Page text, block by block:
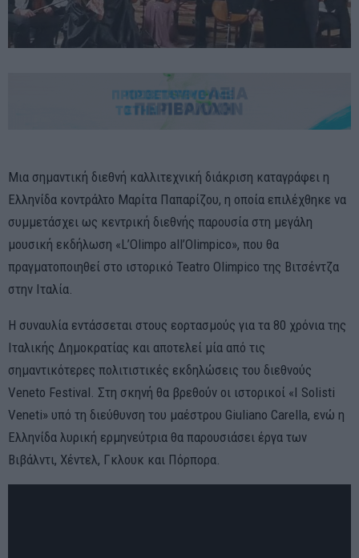
Μια σημαντική διεθνή καλλιτεχνική διάκριση καταγράφει η
Ελληνίδα κοντράλτο Μαρίτα Παπαρίζου, η οποία επιλέχθηκε να
συμμετάσχει ως κεντρική διεθνής παρουσία στη μεγάλη
μουσική εκδήλωση «L’Olimpo all’Olimpico», που θα
πραγματοποιηθεί στο ιστορικό Teatro Olimpico της Βιτσέντζα
στην Ιταλία.
Η συναυλία εντάσσεται στους εορτασμούς για τα 80 χρόνια της
Ιταλικής Δημοκρατίας και αποτελεί μία από τις
σημαντικότερες πολιτιστικές εκδηλώσεις του διεθνούς
Veneto Festival. Στη σκηνή θα βρεθούν οι ιστορικοί «I Solisti
Veneti» υπό τη διεύθυνση του μαέστρου Giuliano Carella, ενώ η
Ελληνίδα λυρική ερμηνεύτρια θα παρουσιάσει έργα των
Βιβάλντι, Χέντελ, Γκλουκ και Πόρπορα.